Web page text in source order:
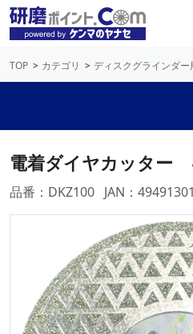
TOP カテゴリ ディスクグラインダー
電着ダイヤカッター
品番：DKZ100 JAN：